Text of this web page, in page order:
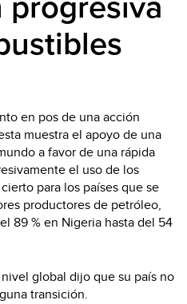
en pos de una acción
muestra el apoyo de una
a favor de una rápida
el uso de los
para los países que se
productores de petróleo,
89 % en Nigeria hasta del 54
global dijo que su país no
transición.